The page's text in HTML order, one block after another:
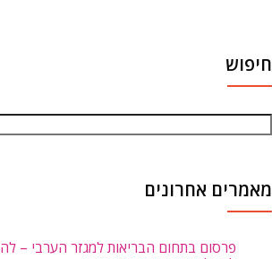
חיפוש
מאמרים אחרונים
פרסום בתחום הבריאות למגזר הערבי –